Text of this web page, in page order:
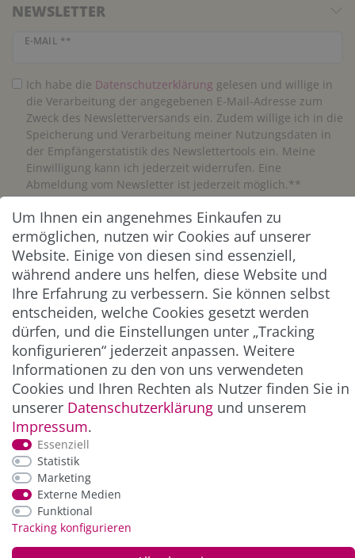
NEWSLETTER
E-MAIL **
Newsletter Honig
Ich habe die Daten­schutz­erklärung gelesen und willige in
die Verarbeitung der angegebenen E-Mail-Adresse zum
Zweck des Newsletterversands ein. Zudem willige ich in die
Speicherung und Verarbeitung meiner Nutzungsdaten in
der Empfängerstatistik des Newslettertools ein. Meine
Einwilligung kann ich jederzeit widerrufen. Eine
Abmeldung vom Newsletter ist jederzeit möglich.**
Abonnieren
** Hierbei handelt es sich um ein Pflichtfeld.
ZAHLUNG & VERSAND
*Alle Preise inkl. der gesetzl. MwSt. zzgl.
und Versandkosten
Um Ihnen ein angenehmes Einkaufen zu
ermöglichen, nutzen wir Cookies auf unserer
Website. Einige von diesen sind essenziell,
während andere uns helfen, diese Website und
Ihre Erfahrung zu verbessern. Sie können selbst
entscheiden, welche Cookies gesetzt werden
dürfen, und die Einstellungen unter „Tracking
konfigurieren“ jederzeit anpassen. Weitere
Informationen zu den von uns verwendeten
Cookies und Ihren Rechten als Nutzer finden Sie in
unserer Daten­schutz­erklärung und unserem
Impressum.
Essenziell
Statistik
Marketing
Externe Medien
Funktional
Tracking konfigurieren